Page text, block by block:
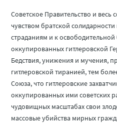
Советское Правительство и весь
чувством братской
страданиям и к
оккупированных гитлеровской
Бедствия, унижения и мучения,
гитлеровской тиранией, тем
Союза, что гитлеровские
оккупированных ими советских
чудовищных масштабах свои
массовые убийства мирных